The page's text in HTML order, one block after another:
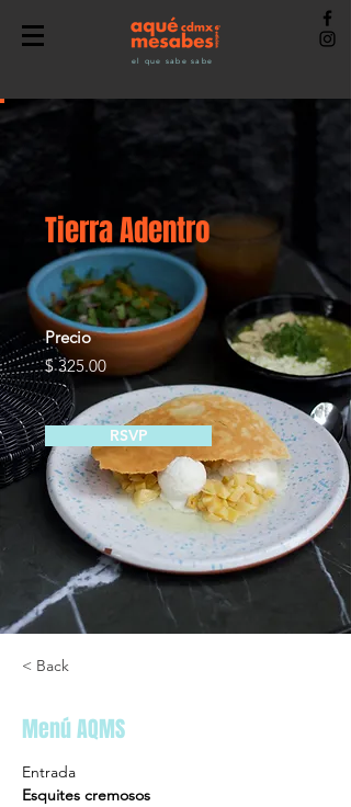
el que sabe sabe
Tierra Adentro
Precio
$ 325.00
RSVP
< Back
Menú AQMS
Entrada
Esquites cremosos